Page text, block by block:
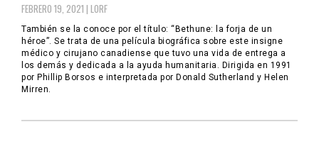
FEBRERO 19, 2021 | LORF
También se la conoce por el título: “Bethune: la forja de un
héroe”. Se trata de una película biográfica sobre este insigne
médico y cirujano canadiense que tuvo una vida de entrega a
los demás y dedicada a la ayuda humanitaria. Dirigida en 1991
por Phillip Borsos e interpretada por Donald Sutherland y Helen
Mirren.